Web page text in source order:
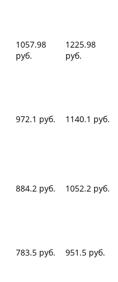
1057.98
руб.
1225.98
руб.
972.1 руб. 1140.1 руб.
884.2 руб. 1052.2 руб.
783.5 руб. 951.5 руб.